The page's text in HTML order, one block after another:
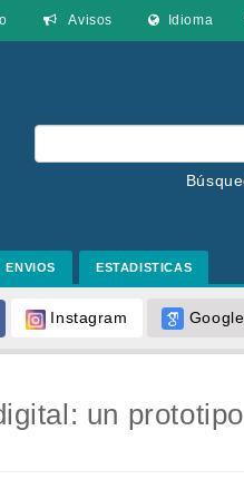
Avisos Idioma
ENVIOS ESTADISTICAS
Instagram Google
un